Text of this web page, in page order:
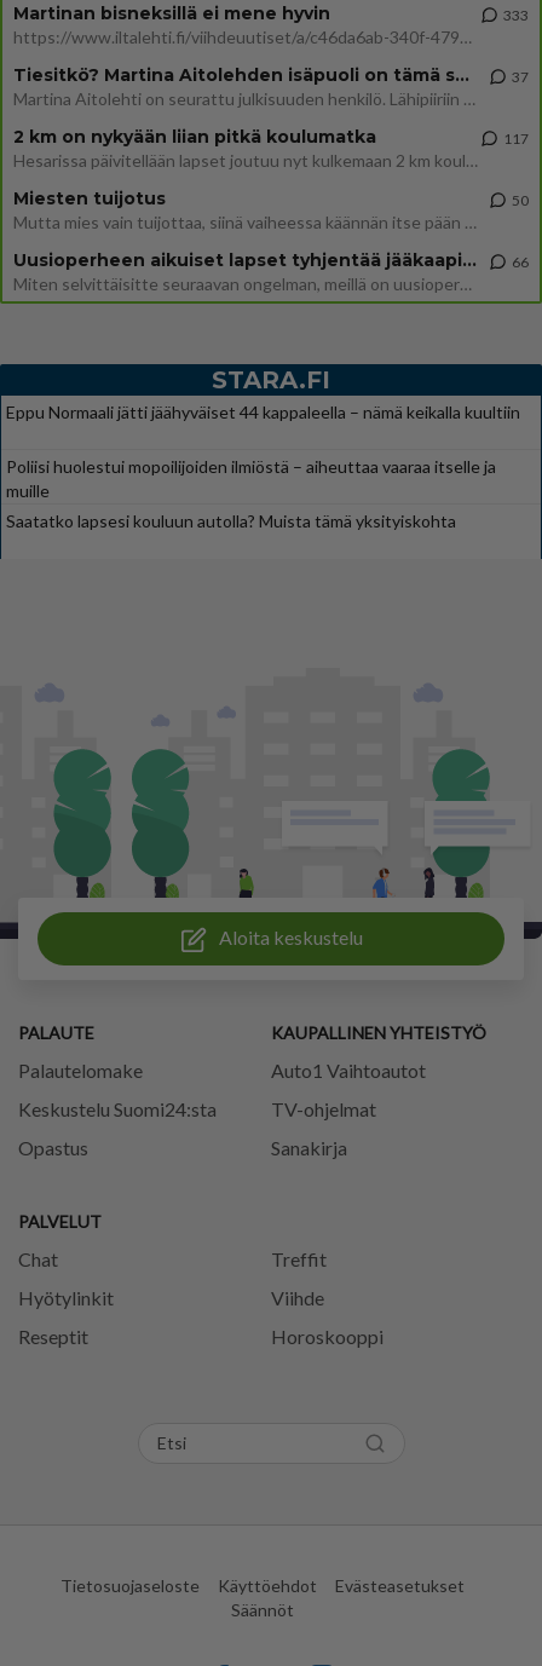
Martinan bisneksillä ei mene hyvin
https://www.iltalehti.fi/viihdeuutiset/a/c46da6ab-340f-4790-aaa7-0865eed2336 Yrityksen konkurssihakemus on tullut kärä
333
Tiesitkö? Martina Aitolehden isäpuoli on tämä suosittu laulaja
Martina Aitolehti on seurattu julkisuuden henkilö. Lähipiiriin mahtuu muitakin tunnettuja henkilöitä. Tiesitkö, että Ma
37
2 km on nykyään liian pitkä koulumatka
Hesarissa päivitellään lapset joutuu nyt kulkemaan 2 km kouluun jösses. Ruostefillarilla tuo matka menee vaikka miten äk
117
Miesten tuijotus
Mutta mies vain tuijottaa, siinä vaiheessa käännän itse pään pois. Mikä juttu? Yleensä jos joku tuijottaa tai katsoo, hä
50
Uusioperheen aikuiset lapset tyhjentää jääkaapin käydessään
Miten selvittäisitte seuraavan ongelman, meillä on uusioperhe, minulla teini-ikäiset lapset ja puolisolla aikuiset, jotk
66
STARA.FI
Eppu Normaali jätti jäähyväiset 44 kappaleella – nämä keikalla kuultiin
Poliisi huolestui mopoilijoiden ilmiöstä – aiheuttaa vaaraa itselle ja
muille
Saatatko lapsesi kouluun autolla? Muista tämä yksityiskohta
Aloita keskustelu
PALAUTE
Palautelomake
Keskustelu Suomi24:sta
Opastus
PALVELUT
Chat
Treffit
Hyötylinkit
Viihde
Reseptit
Horoskooppi
KAUPALLINEN YHTEISTYÖ
Auto1 Vaihtoautot
TV-ohjelmat
Sanakirja
Tietosuojaseloste Käyttöehdot
Evästeasetukset
Säännöt